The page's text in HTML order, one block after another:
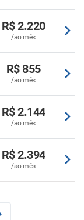
R$ 2.220
/ao mês
R$ 855
/ao mês
R$ 2.144
/ao mês
R$ 2.394
/ao mês